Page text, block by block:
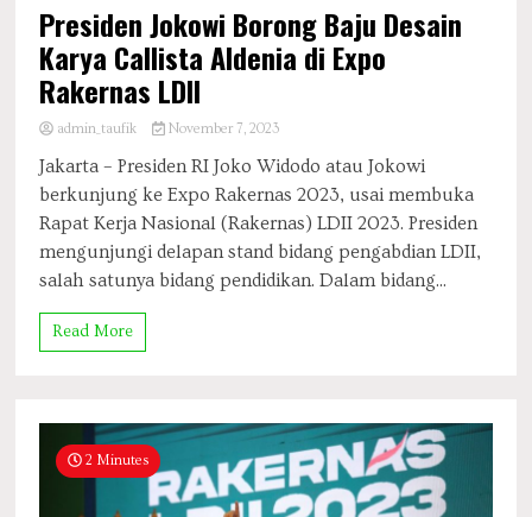
Presiden Jokowi Borong Baju Desain
Karya Callista Aldenia di Expo
Rakernas LDII
admin_taufik November 7, 2023
Jakarta – Presiden RI Joko Widodo atau Jokowi
berkunjung ke Expo Rakernas 2023, usai membuka
Rapat Kerja Nasional (Rakernas) LDII 2023. Presiden
mengunjungi delapan stand bidang pengabdian LDII,
salah satunya bidang pendidikan. Dalam bidang...
Read More
2 Minutes